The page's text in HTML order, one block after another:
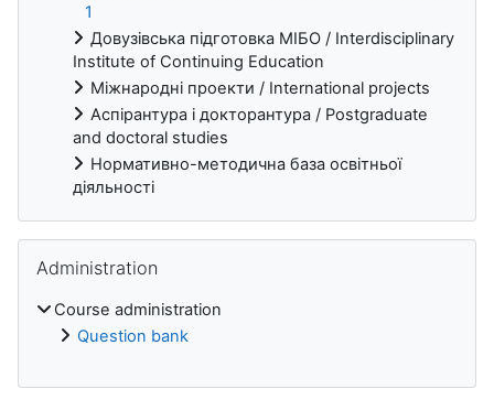
1
Довузівська підготовка МІБО / Interdisciplinary
Institute of Continuing Education
Міжнародні проекти / International projects
Аспірантура і докторантура / Postgraduate
and doctoral studies
Нормативно-методична база освітньої
діяльності
Administration
Course administration
Question bank